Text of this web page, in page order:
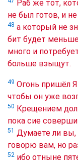
Раб же тот,
не был готов, и
48 а который не
бит будет
много и
больше взыщут.
49 Огонь пришёл
чтобы он уже
50 Крещением
пока сие
51 Думаете ли вы,
говорю вам, но
52 ибо отныне